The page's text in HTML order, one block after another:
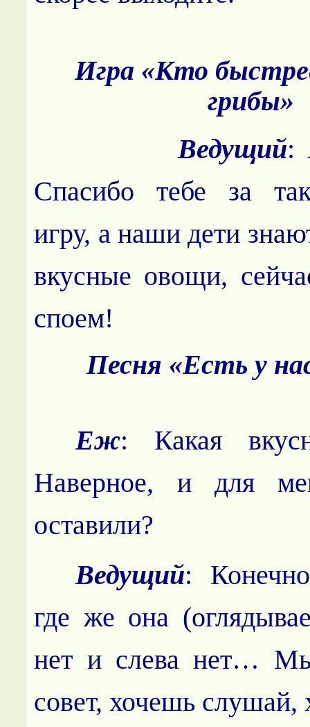
Игра «Кто
грибы»
Ведущий:
Спасибо тебе за
игру, а наши дети
вкусные овощи,
споем!
Песня «Есть у
Еж: Какая
Наверное, и для
оставили?
Ведущий:
где же она
нет и слева нет…
совет, хочешь слушай,